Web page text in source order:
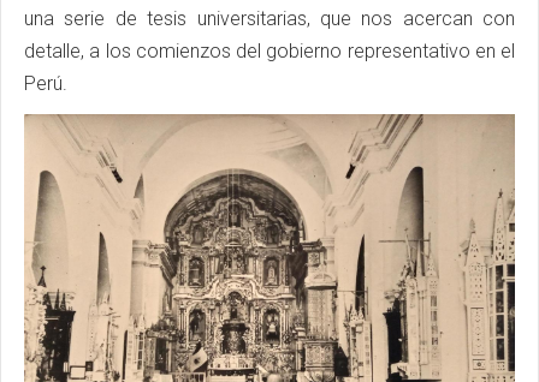
una serie de tesis universitarias, que nos acercan con
detalle, a los comienzos del gobierno representativo en el
Perú.